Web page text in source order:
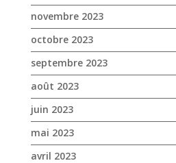
novembre 2023
octobre 2023
septembre 2023
août 2023
juin 2023
mai 2023
avril 2023